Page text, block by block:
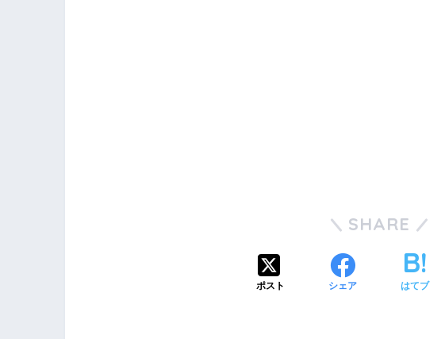
SHARE
ポスト シェア はてブ